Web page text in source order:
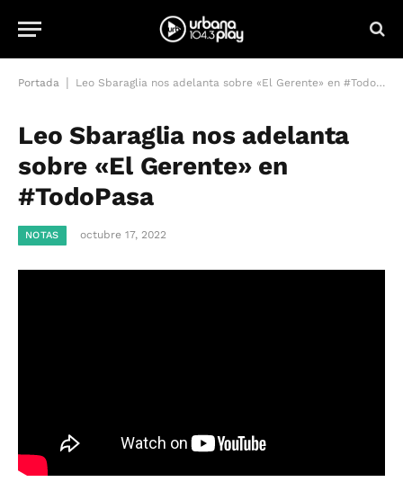
Portada Leo Sbaraglia nos adelanta sobre «El Gerente» en #TodoPasa
Leo Sbaraglia nos adelanta
sobre «El Gerente» en
#TodoPasa
NOTAS octubre 17, 2022